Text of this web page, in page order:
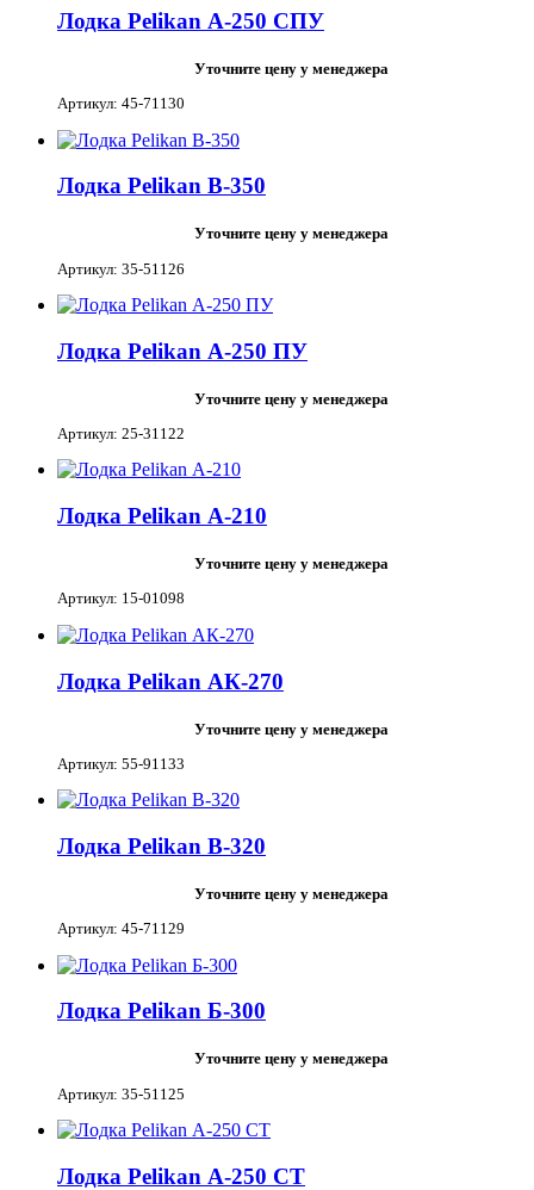
Лодка Pelikan А-250 СПУ
Уточните цену у менеджера
Артикул: 45-71130
Лодка Pelikan В-350
Уточните цену у менеджера
Артикул: 35-51126
Лодка Pelikan А-250 ПУ
Уточните цену у менеджера
Артикул: 25-31122
Лодка Pelikan А-210
Уточните цену у менеджера
Артикул: 15-01098
Лодка Pelikan АК-270
Уточните цену у менеджера
Артикул: 55-91133
Лодка Pelikan В-320
Уточните цену у менеджера
Артикул: 45-71129
Лодка Pelikan Б-300
Уточните цену у менеджера
Артикул: 35-51125
Лодка Pelikan А-250 СТ